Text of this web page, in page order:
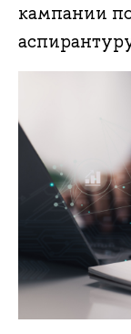
кампании